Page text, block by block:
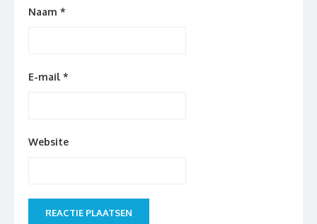
Naam *
E-mail *
Website